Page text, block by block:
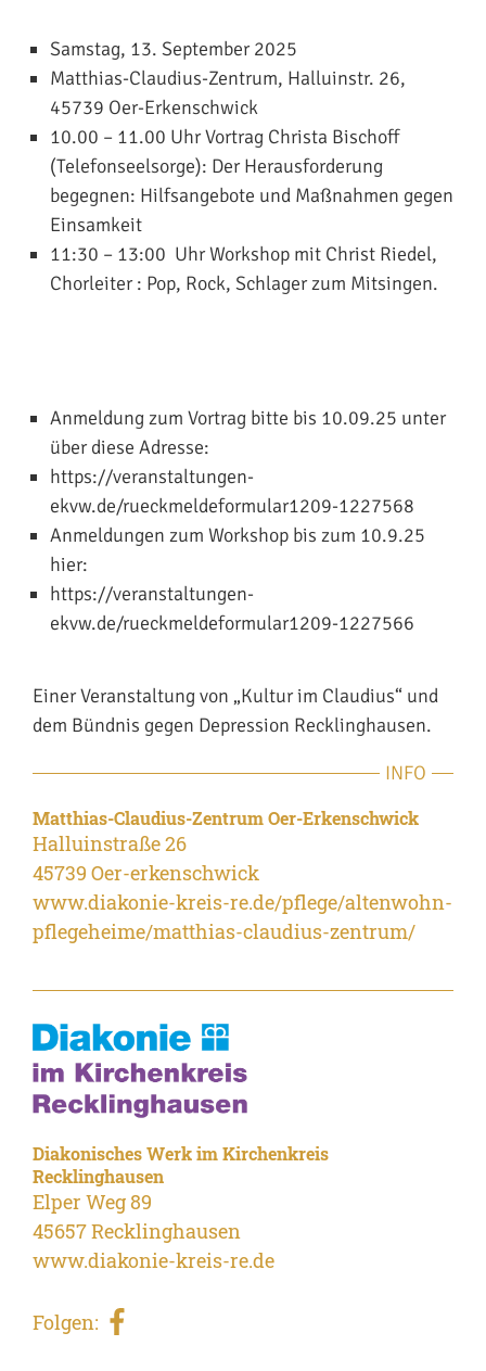
Samstag, 13. September 2025
Matthias-Claudius-Zentrum, Halluinstr. 26,
45739 Oer-Erkenschwick
10.00 – 11.00 Uhr Vortrag Christa Bischoff
(Telefonseelsorge): Der Herausforderung
begegnen: Hilfsangebote und Maßnahmen gegen
Einsamkeit
11:30 – 13:00 Uhr Workshop mit Christ Riedel,
Chorleiter : Pop, Rock, Schlager zum Mitsingen.
Anmeldung zum Vortrag bitte bis 10.09.25 unter
über diese Adresse:
https://veranstaltungen-
ekvw.de/rueckmeldeformular1209-1227568
Anmeldungen zum Workshop bis zum 10.9.25
hier:
https://veranstaltungen-
ekvw.de/rueckmeldeformular1209-1227566
Einer Veranstaltung von „Kultur im Claudius“ und
dem Bündnis gegen Depression Recklinghausen.
INFO
Matthias-Claudius-Zentrum Oer-Erkenschwick
Halluinstraße 26
45739 Oer-erkenschwick
www.diakonie-kreis-re.de/pflege/altenwohn-
pflegeheime/matthias-claudius-zentrum/
Diakonisches Werk im Kirchenkreis
Recklinghausen
Elper Weg 89
45657 Recklinghausen
www.diakonie-kreis-re.de
Folgen: